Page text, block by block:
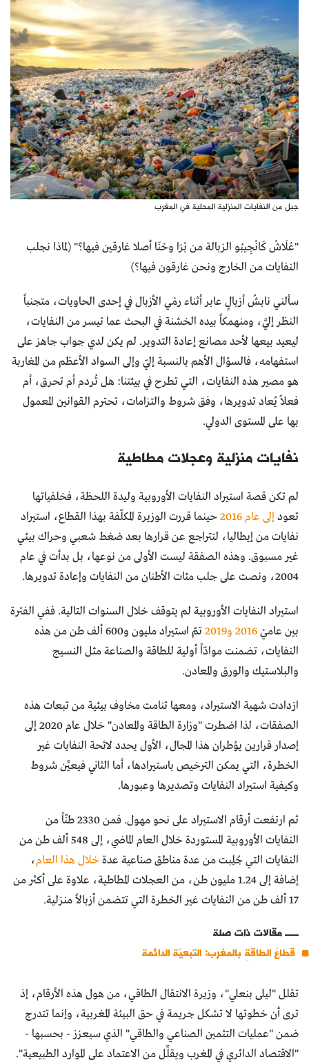
جبل من النفايات المنزلية المحلية في المغرب
"عْلَاشْ كَانْجِيبُو الزبالة من بْرَا وحْنَا أصلا غارقين فيها؟" (لماذا نجلب
النفايات من الخارج ونحن غارقون فيها؟)
سألني نابشُ أزبالٍ عابر أثناء رمْي الأزبال في إحدى الحاويات، متجنباً
النظر إليَّ، ومنهمكاً بيده الخشنة في البحث عما تيسر من النفايات،
ليعيد بيعها لأحد مصانع إعادة التدوير. لم يكن لدي جواب جاهز على
استفهامه، فالسؤال الأهم بالنسبة إليّ وإلى السواد الأعظم من المغاربة
هو مصير هذه النفايات، التي تطرح في بيئتنا: هل تُردم أم تحرق، أم
فعلاً يُعاد تدويرها، وفق شروط والتزامات، تحترم القوانين المعمول
بها على المستوى الدولي.
نفايات منزلية وعجلات مطاطية
لم تكن قصة استيراد النفايات الأوروبية وليدة اللحظة، فخلفياتها
تعودإلى عام 2016
حينما قررت الوزيرة المكلّفة بهذا القطاع، استيراد
نفايات من إيطاليا، لتتراجع عن قرارها بعد ضغط شعبي وحراك بيئي
غير مسبوق. وهذه الصفقة ليست الأولى من نوعها، بل بدأت في عام
2004، ونصت على جلب مئات الأطنان من النفايات وإعادة تدويرها.
استيراد النفايات الأوروبية لم يتوقف خلال السنوات التالية. ففي الفترة
بين عاميْ2016 و2019
تمّ استيراد مليون و600 ألف طن من هذه
النفايات، تضمنت موادّاً أولية للطاقة والصناعة مثل النسيج
والبلاستيك والورق والمعادن.
ازدادت شهية الاستيراد، ومعها تنامت مخاوف بيئية من تبعات هذه
الصفقات، لذا اضطرت "وزارة الطاقة والمعادن" خلال عام 2020 إلى
إصدار قرارين يؤطران هذا المجال، الأول يحدد لائحة النفايات غير
الخطرة، التي يمكن الترخيص باستيرادها، أما الثاني فيعيِّن شروط
وكيفية استيراد النفايات وتصديرها وعبورها.
ثم ارتفعت أرقام الاستيراد على نحو مهول. فمن 2330 طنّاً من
النفايات الأوروبية المستوردة خلال العام الماضي، إلى 548 ألف طن من
النفايات التي جُلِبت من عدة مناطق صناعية عدةخلال هذا العام،
إضافة إلى 1.24 مليون طن، من العجلات المطاطية، علاوة على أكثر من
17 ألف طن من النفايات غير الخطرة التي تتضمن أزبالاً منزلية.
مقالات ذات صلة
قطاعُ الطاقةِ بالمغرب: التبعيّة الدائمة
تقلل "ليلى بنعلي"، وزيرة الانتقال الطاقي، من هول هذه الأرقام، إذ
ترى أن خطوتها لا تشكل جريمة في حق البيئة المغربية، وإنما تتدرج
ضمن "عمليات التثمين الصناعي والطاقي" الذي سيعزز - بحسبها -
"الاقتصاد الدائري في المغرب ويقلِّل من الاعتماد على الموارد الطبيعية".